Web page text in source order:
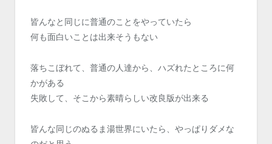
皆んなと同じに普通のことをやっていたら
何も面白いことは出来そうもない
落ちこぼれて、普通の人達から、ハズれたところに何
かがある
失敗して、そこから素晴らしい改良版が出来る
皆んな同じのぬるま湯世界にいたら、やっぱりダメな